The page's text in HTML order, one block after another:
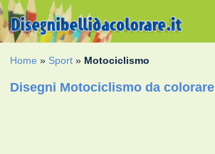
Home » Sport » Motociclismo
Disegni Motociclismo da colorare